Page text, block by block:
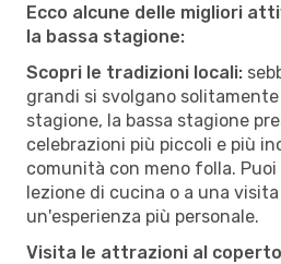
Ecco alcune delle migliori
la bassa stagione:
Scopri le tradizioni locali:
grandi si svolgano
stagione, la bassa stagione
celebrazioni più piccoli e più
comunità con meno folla.
lezione di cucina o a una
un'esperienza più personale.
Visita le attrazioni al